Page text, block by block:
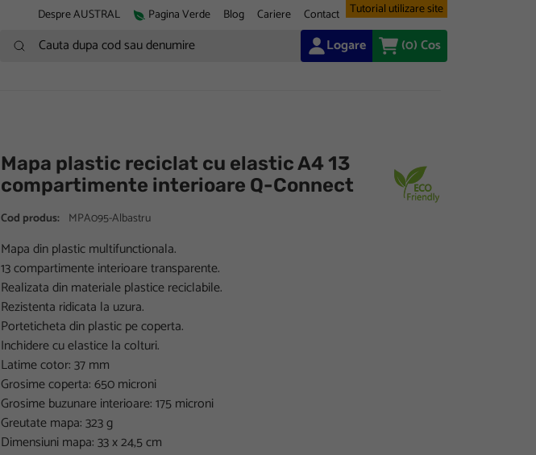
Despre AUSTRAL Pagina Verde Blog Cariere Contact Tutorial utilizare site
Cauta dupa cod sau denumire Logare (0)Cos
Mapa plastic reciclat cu elastic A4 13
compartimente interioare Q-Connect
Cod produs: MPA095-Albastru
Mapa din plastic multifunctionala.
13 compartimente interioare transparente.
Realizata din materiale plastice reciclabile.
Rezistenta ridicata la uzura.
Porteticheta din plastic pe coperta.
Inchidere cu elastice la colturi.
Latime cotor: 37 mm
Grosime coperta: 650 microni
Grosime buzunare interioare: 175 microni
Greutate mapa: 323 g
Dimensiuni mapa: 33 x 24,5 cm